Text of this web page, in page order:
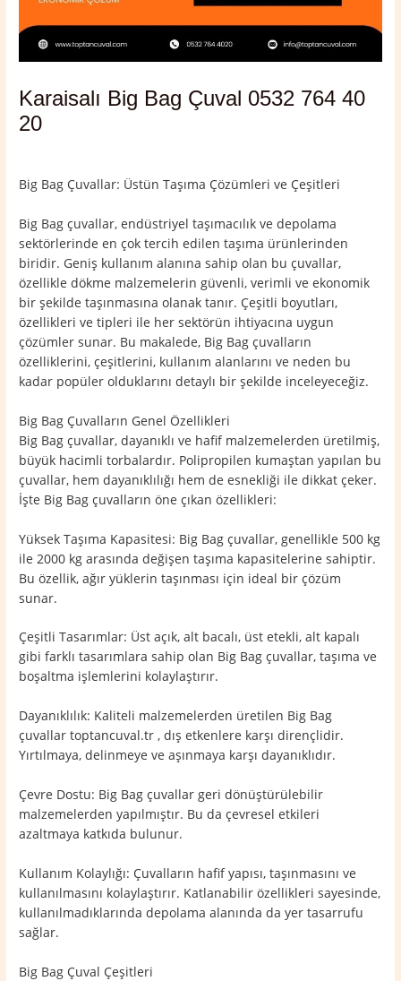
Karaisalı Big Bag Çuval 0532 764 40
20
Big Bag Çuvallar: Üstün Taşıma Çözümleri ve Çeşitleri
Big Bag çuvallar, endüstriyel taşımacılık ve depolama
sektörlerinde en çok tercih edilen taşıma ürünlerinden
biridir. Geniş kullanım alanına sahip olan bu çuvallar,
özellikle dökme malzemelerin güvenli, verimli ve ekonomik
bir şekilde taşınmasına olanak tanır. Çeşitli boyutları,
özellikleri ve tipleri ile her sektörün ihtiyacına uygun
çözümler sunar. Bu makalede, Big Bag çuvalların
özelliklerini, çeşitlerini, kullanım alanlarını ve neden bu
kadar popüler olduklarını detaylı bir şekilde inceleyeceğiz.
Big Bag Çuvalların Genel Özellikleri
Big Bag çuvallar, dayanıklı ve hafif malzemelerden üretilmiş,
büyük hacimli torbalardır. Polipropilen kumaştan yapılan bu
çuvallar, hem dayanıklılığı hem de esnekliği ile dikkat çeker.
İşte Big Bag çuvalların öne çıkan özellikleri:
Yüksek Taşıma Kapasitesi: Big Bag çuvallar, genellikle 500 kg
ile 2000 kg arasında değişen taşıma kapasitelerine sahiptir.
Bu özellik, ağır yüklerin taşınması için ideal bir çözüm
sunar.
Çeşitli Tasarımlar: Üst açık, alt bacalı, üst etekli, alt kapalı
gibi farklı tasarımlara sahip olan Big Bag çuvallar, taşıma ve
boşaltma işlemlerini kolaylaştırır.
Dayanıklılık: Kaliteli malzemelerden üretilen Big Bag
çuvallar toptancuval.tr , dış etkenlere karşı dirençlidir.
Yırtılmaya, delinmeye ve aşınmaya karşı dayanıklıdır.
Çevre Dostu: Big Bag çuvallar geri dönüştürülebilir
malzemelerden yapılmıştır. Bu da çevresel etkileri
azaltmaya katkıda bulunur.
Kullanım Kolaylığı: Çuvalların hafif yapısı, taşınmasını ve
kullanılmasını kolaylaştırır. Katlanabilir özellikleri sayesinde,
kullanılmadıklarında depolama alanında da yer tasarrufu
sağlar.
Big Bag Çuval Çeşitleri